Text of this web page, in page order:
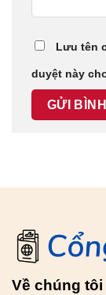
Lưu tên
duyệt này
Về chúng tôi